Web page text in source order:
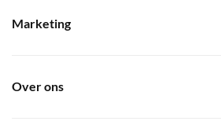
Marketing
Over ons